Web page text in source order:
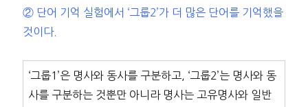
② 단어 기억 실험에서 ‘그룹2’가 더 많은 단어를 기억했을
것이다.
‘그룹1’은 명사와 동사를 구분하고, ‘그룹2’는 명사와 동
사를 구분하는 것뿐만 아니라 명사는 고유명사와 일반